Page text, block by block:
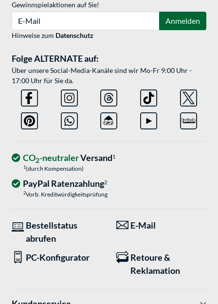
Gewinnspielaktionen auf Sie!
Anmelden
Hinweise zum Datenschutz
Folge ALTERNATE auf:
Über unsere Social-Media-Kanäle sind wir Mo-Fr 9:00 Uhr -
17:00 Uhr für Sie da.
CO2-neutralerVersand1
1(durch Kompensation)
PayPal Ratenzahlung2
2Vorb. Kreditwürdigkeitsprüfung
Bestellstatus
abrufen
E-Mail
PC-Konfigurator
Retoure &
Reklamation